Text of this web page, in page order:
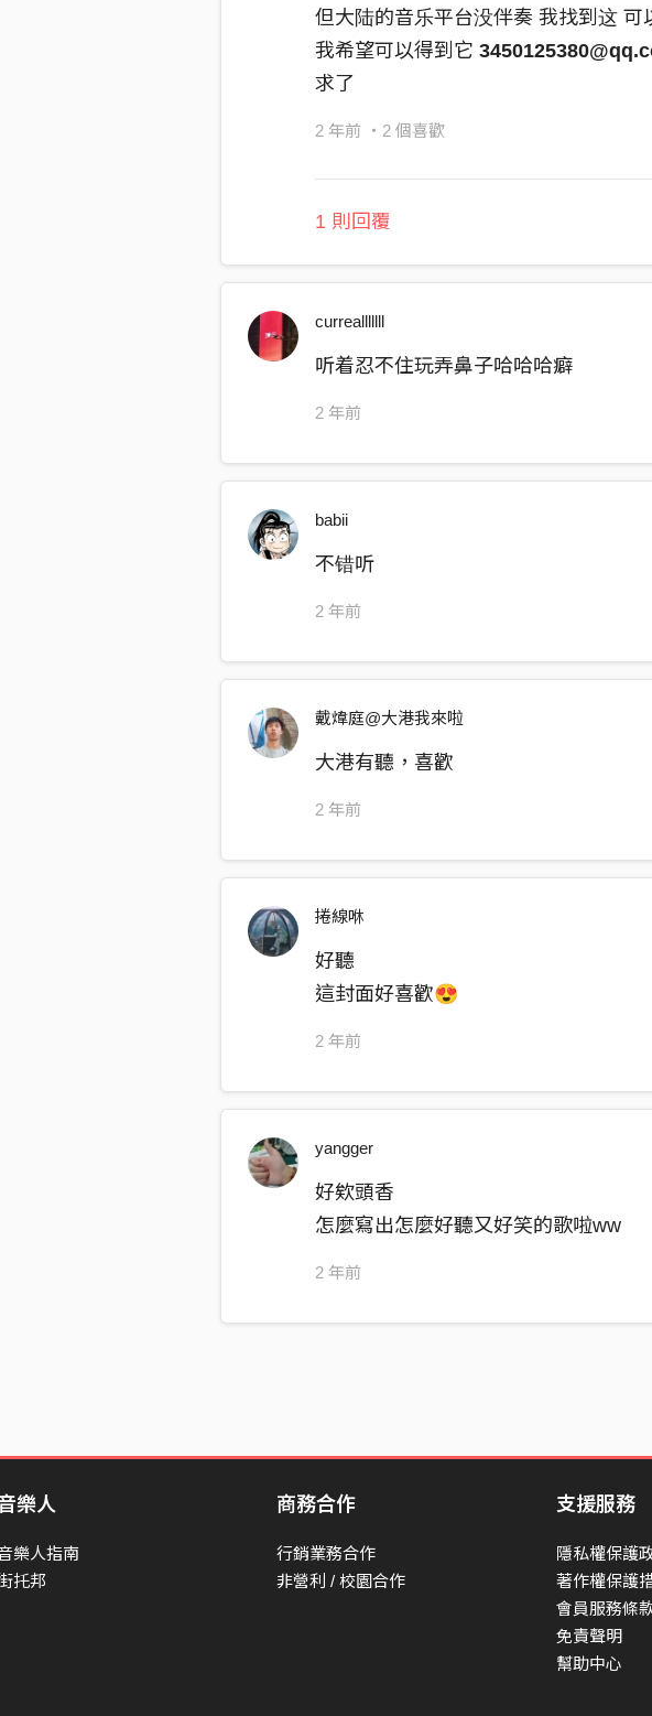
你知道我的 nose 很 noisy
衛生紙總堆得滿地
有時候瘋狂流鼻涕
旁邊有正在過敏的你
你看著鼻子叫我北鼻
你說它 maybe 是個美鼻
你看著鼻子叫我北鼻
你說它 maybe 是個美鼻
搭配你愛的大眼睛
喔 baby just keep breathing
我從來不怕被看輕
因為我用我的鼻子 看你
I have a nose for singing
我根本不需要擔心
因為我和我的鼻子 Pretty
但大陆的音乐平台没伴奏 我找到这 可
我希望可以得到它
求了
2 年前 ・2 個喜歡
1 則回覆
currealllllll
听着忍不住玩弄鼻子哈哈哈癖
2 年前
babii
不错听
2 年前
戴煒庭@大港我來啦
大港有聽，喜歡
2 年前
捲線咻
好聽
這封面好喜歡😍
2 年前
yangger
好欸頭香
怎麼寫出怎麼好聽又好笑的歌啦ww
2 年前
樂人
樂人指南
托邦
商務合作
行銷業務合作
非營利 / 校園合作
支援服務
隱私權保護
著作權保護
會員服務條
免責聲明
幫助中心